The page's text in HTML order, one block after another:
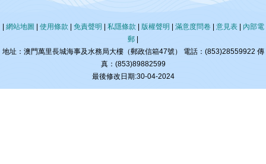
| 網站地圖 | 使用條款 | 免責聲明 | 私隱條款 | 版權聲明 | 滿意度問卷| 意見表| 內部電
郵 |
地址：澳門萬里長城海事及水務局大樓（郵政信箱47號） 電話：(853)28559922 傳
真：(853)89882599
最後修改日期:30-04-2024